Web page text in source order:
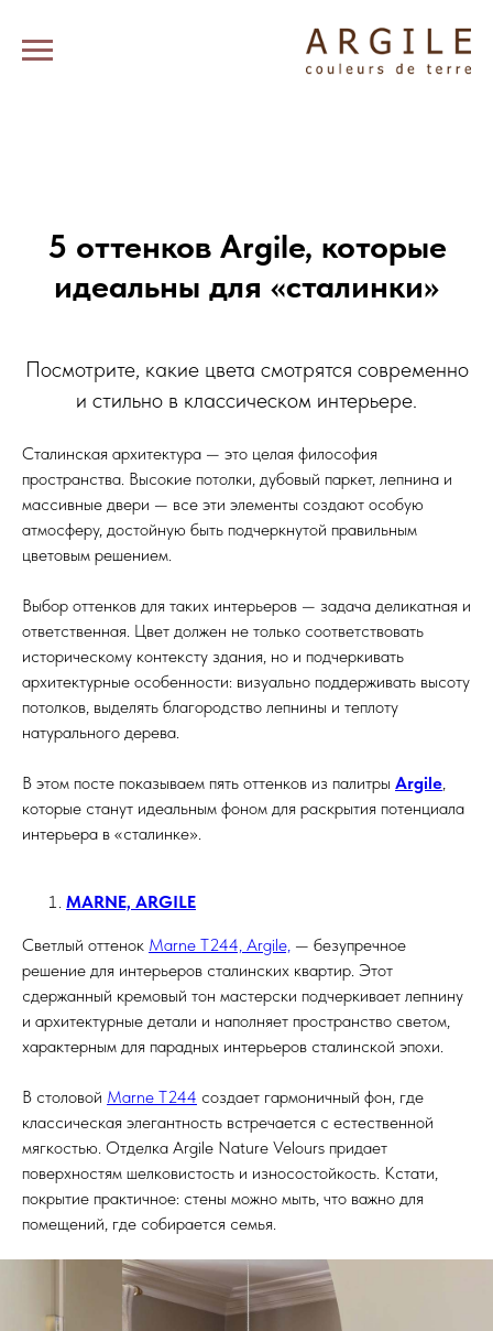
5 оттенков Argile, которые
идеальны для «сталинки»
Посмотрите, какие цвета смотрятся современно
и стильно в классическом интерьере.
Сталинская архитектура — это целая философия
пространства. Высокие потолки, дубовый паркет, лепнина и
массивные двери — все эти элементы создают особую
атмосферу, достойную быть подчеркнутой правильным
цветовым решением.
Выбор оттенков для таких интерьеров — задача деликатная и
ответственная. Цвет должен не только соответствовать
историческому контексту здания, но и подчеркивать
архитектурные особенности: визуально поддерживать высоту
потолков, выделять благородство лепнины и теплоту
натурального дерева.
В этом посте показываем пять оттенков из палитры Argile,
которые станут идеальным фоном для раскрытия потенциала
интерьера в «сталинке».
MARNE, ARGILE
Светлый оттенок Marne T244, Argile, — безупречное
решение для интерьеров сталинских квартир. Этот
сдержанный кремовый тон мастерски подчеркивает лепнину
и архитектурные детали и наполняет пространство светом,
характерным для парадных интерьеров сталинской эпохи.
В столовой Marne T244 создает гармоничный фон, где
классическая элегантность встречается с естественной
мягкостью. Отделка Argile Nature Velours придает
поверхностям шелковистость и износостойкость. Кстати,
покрытие практичное: стены можно мыть, что важно для
помещений, где собирается семья.